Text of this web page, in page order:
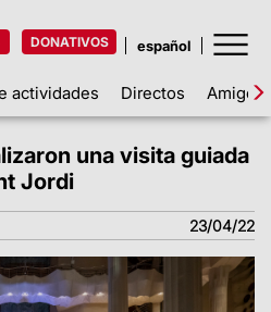
DONATIVOS
actividades Directos Amigos
una visita guiada
Jordi
23/04/22